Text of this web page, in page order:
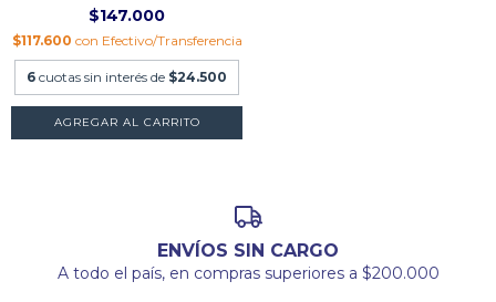
$147.000
$117.600 con Efectivo/Transferencia
6 cuotas sin interés de $24.500
AGREGAR AL CARRITO
ENVÍOS SIN CARGO
A todo el país, en compras superiores a $200.000